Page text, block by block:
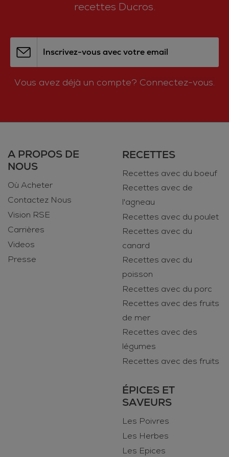
recettes Ducros.
Inscrivez-vous avec votre email
Vous avez déjà un compte? Connectez-vous.
A PROPOS DE
NOUS
Où Acheter
Contactez Nous
Vision RSE
Carrières
Videos
Presse
RECETTES
Recettes avec du boeuf
Recettes avec de
l'agneau
Recettes avec du poulet
Recettes avec du
canard
Recettes avec du
poisson
Recettes avec du porc
Recettes avec des fruits
de mer
Recettes avec des
légumes
Recettes avec des fruits
ÉPICES ET
SAVEURS
Les Poivres
Les Herbes
Les Epices